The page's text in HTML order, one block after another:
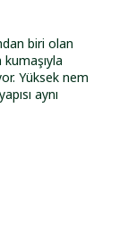
biri olan
Yüksek nem
aynı